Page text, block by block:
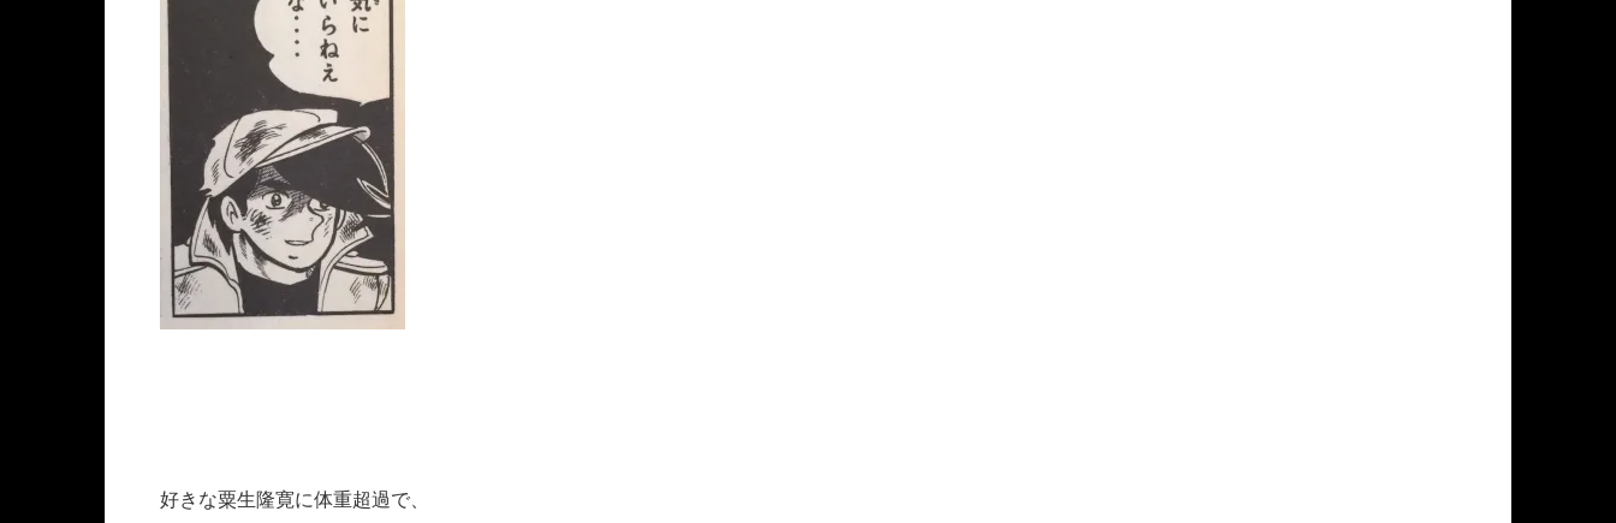
好きな粟生隆寛に体重超過で、